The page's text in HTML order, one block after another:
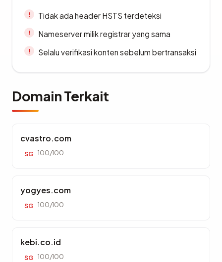
Tidak ada header HSTS terdeteksi
Nameserver milik registrar yang sama
Selalu verifikasi konten sebelum bertransaksi
Domain Terkait
cvastro.com
SG 100/100
yogyes.com
SG 100/100
kebi.co.id
SG 100/100